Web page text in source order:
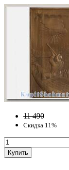
11 490
Скидка 11%